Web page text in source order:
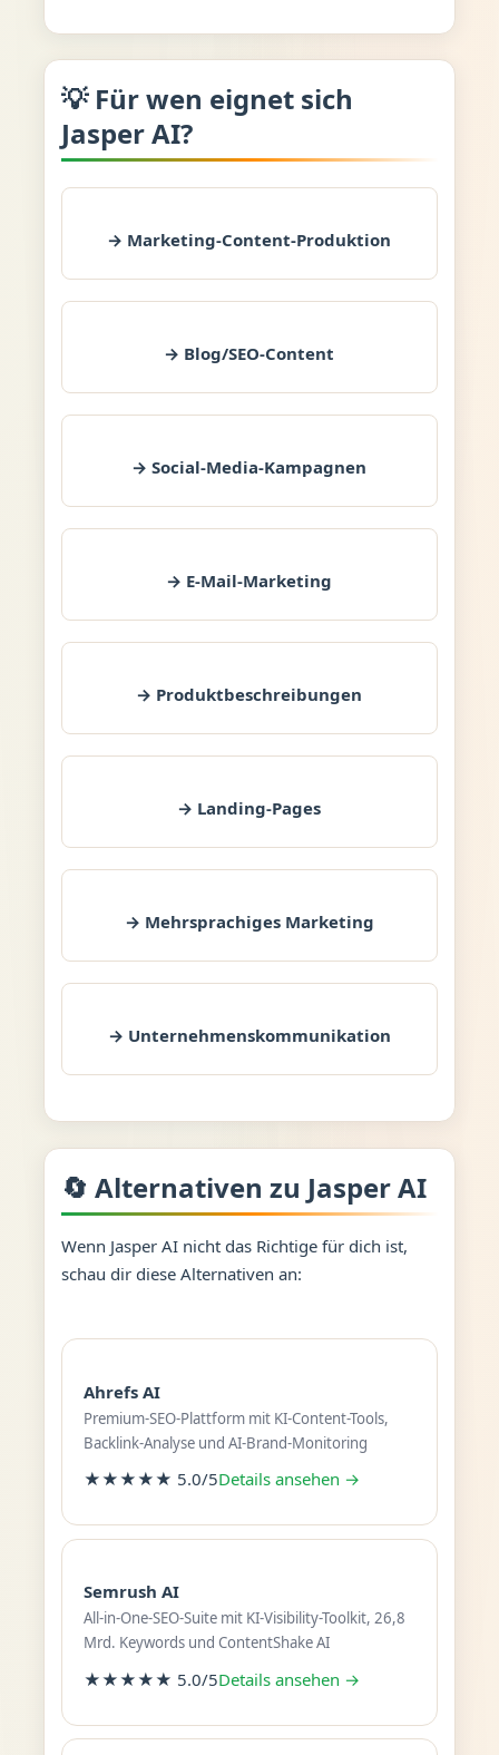
💡 Für wen eignet sich
Jasper AI?
→ Marketing-Content-Produktion
→ Blog/SEO-Content
→ Social-Media-Kampagnen
→ E-Mail-Marketing
→ Produktbeschreibungen
→ Landing-Pages
→ Mehrsprachiges Marketing
→ Unternehmenskommunikation
🔄 Alternativen zu Jasper AI
Wenn Jasper AI nicht das Richtige für dich ist,
schau dir diese Alternativen an:
Ahrefs AI
Premium-SEO-Plattform mit KI-Content-Tools,
Backlink-Analyse und AI-Brand-Monitoring
★★★★★ 5.0/5Details ansehen →
Semrush AI
All-in-One-SEO-Suite mit KI-Visibility-Toolkit, 26,8
Mrd. Keywords und ContentShake AI
★★★★★ 5.0/5Details ansehen →